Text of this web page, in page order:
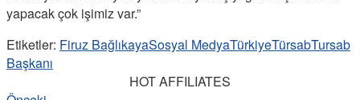
yapacak çok işimiz var.”
Etiketler: Firuz BağlıkayaSosyal MedyaTürkiyeTürsabTursab
Başkanı
HOT AFFILIATES